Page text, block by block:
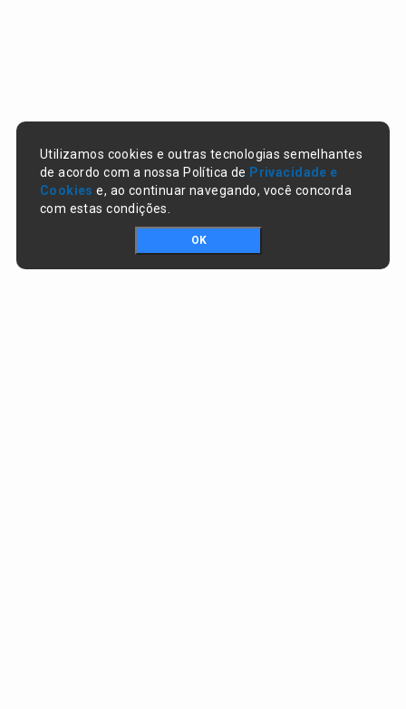
Utilizamos cookies e outras tecnologias semelhantes
de acordo com a nossa Política de Privacidade e
Cookies e, ao continuar navegando, você concorda
com estas condições.
OK